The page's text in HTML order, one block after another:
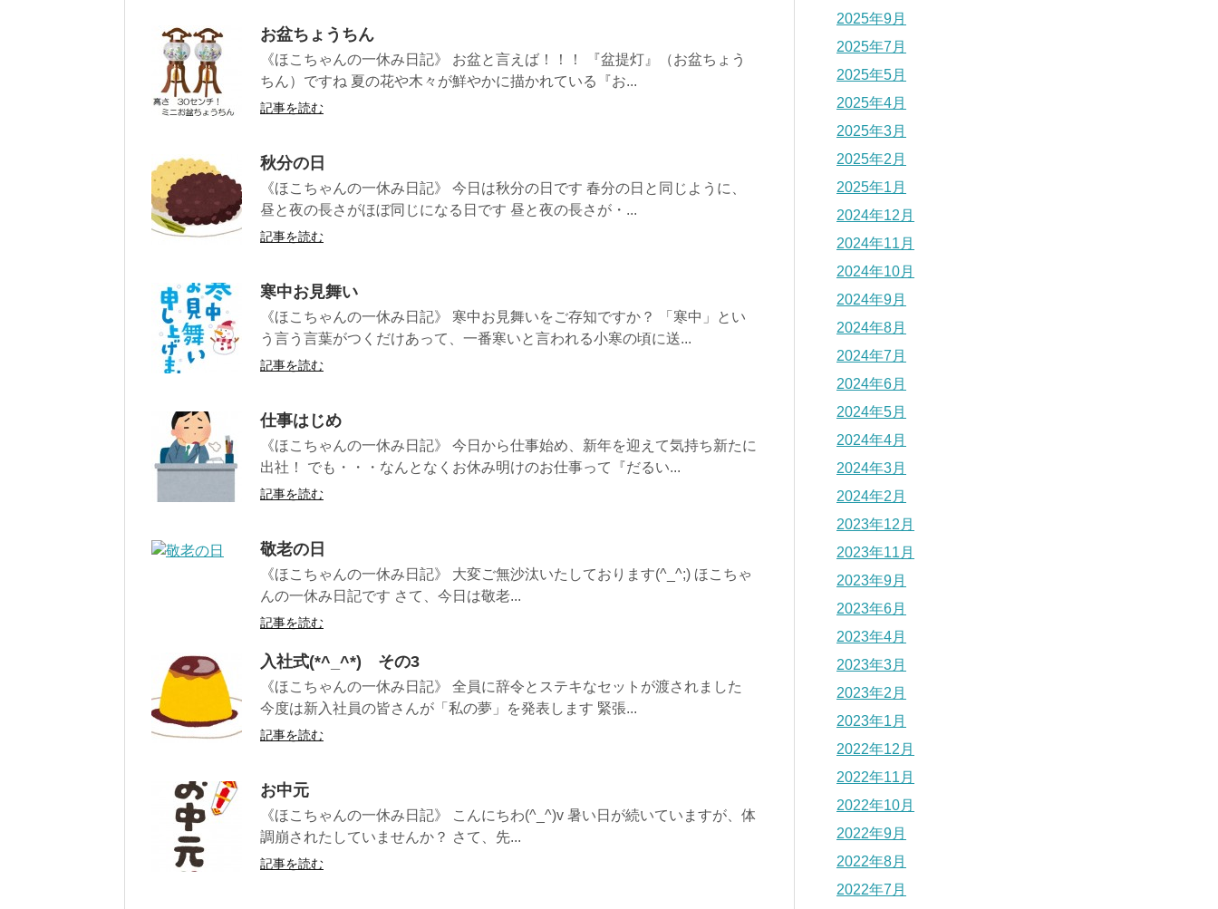
お盆ちょうちん
《ほこちゃんの一休み日記》 お盆と言えば！！！ 『盆提灯』（お盆ちょう
ちん）ですね 夏の花や木々が鮮やかに描かれている『お...
記事を読む
秋分の日
《ほこちゃんの一休み日記》 今日は秋分の日です 春分の日と同じように、
昼と夜の長さがほぼ同じになる日です 昼と夜の長さが・...
記事を読む
寒中お見舞い
《ほこちゃんの一休み日記》 寒中お見舞いをご存知ですか？ 「寒中」とい
う言う言葉がつくだけあって、一番寒いと言われる小寒の頃に送...
記事を読む
仕事はじめ
《ほこちゃんの一休み日記》 今日から仕事始め、新年を迎えて気持ち新たに
出社！ でも・・・なんとなくお休み明けのお仕事って『だるい...
記事を読む
敬老の日
《ほこちゃんの一休み日記》 大変ご無沙汰いたしております(^_^;) ほこちゃ
んの一休み日記です さて、今日は敬老...
記事を読む
入社式(*^_^*) その3
《ほこちゃんの一休み日記》 全員に辞令とステキなセットが渡されました
今度は新入社員の皆さんが「私の夢」を発表します 緊張...
記事を読む
お中元
《ほこちゃんの一休み日記》 こんにちわ(^_^)v 暑い日が続いていますが、体
調崩されたしていませんか？ さて、先...
記事を読む
2025年9月
2025年7月
2025年5月
2025年4月
2025年3月
2025年2月
2025年1月
2024年12月
2024年11月
2024年10月
2024年9月
2024年8月
2024年7月
2024年6月
2024年5月
2024年4月
2024年3月
2024年2月
2023年12月
2023年11月
2023年9月
2023年6月
2023年4月
2023年3月
2023年2月
2023年1月
2022年12月
2022年11月
2022年10月
2022年9月
2022年8月
2022年7月